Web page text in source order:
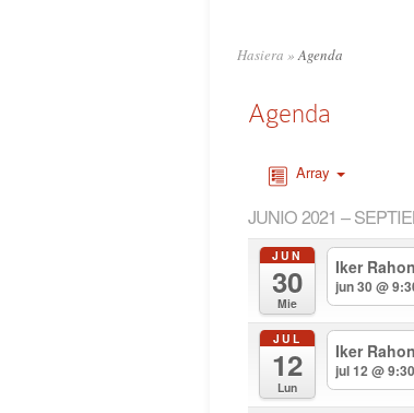
Hasiera »Agenda
Agenda
Array
JUNIO 2021 –
JUN
30
Mie
Iker
jun 30 @
JUL
12
Lun
Iker
jul 12 @